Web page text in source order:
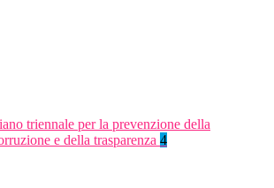
triennale per la prevenzione della
e della trasparenza 4